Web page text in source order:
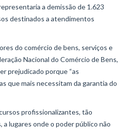
a demissão de 1.623
destinados a atendimentos
do comércio de bens, serviços e
Nacional do Comércio de Bens,
prejudicado porque “as
que mais necessitam da garantia do
profissionalizantes, tão
a lugares onde o poder público não